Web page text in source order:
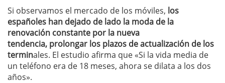
Si observamos el mercado de los móviles, los
españoles han dejado de lado la moda de la
renovación constante por la nueva
tendencia, prolongar los plazos de actualización de los
terminales. El estudio afirma que «Si la vida media de
un teléfono era de 18 meses, ahora se dilata a los dos
años».